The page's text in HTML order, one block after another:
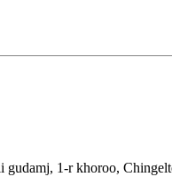
1-r khoroo,